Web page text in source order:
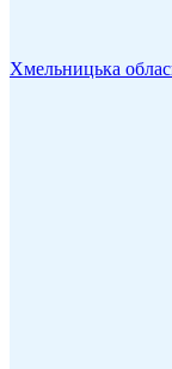
Хмельницька